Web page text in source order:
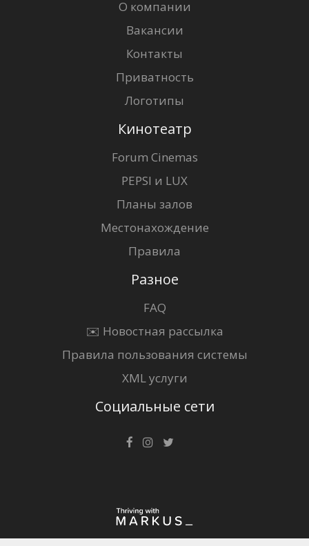
О компании
Вакансии
Контакты
Приватность
Логотипы
Кинотеатр
Forum Cinemas
PEPSI и LUX
Планы залов
Местонахождение
Правила
Разное
FAQ
✉️ Новостная рассылка
Правила пользования системы
XML услуги
Социальные сети